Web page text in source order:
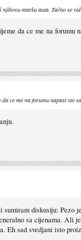
njihovu marku auta. Tačno se
da ce me na forumu
ce me na forumu napast sto
sumiram diskusiju: Pezo
sa cijenama. Ali
Eh sad svedjani isto